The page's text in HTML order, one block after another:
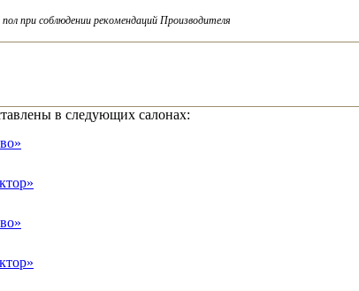
при соблюдении рекомендаций Производителя
в следующих салонах: